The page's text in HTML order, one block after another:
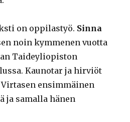
on oppilastyö. Sinna
noin kymmenen vuotta
Taideyliopiston
Kaunotar ja hirviöt
ensimmäinen
ja samalla hänen